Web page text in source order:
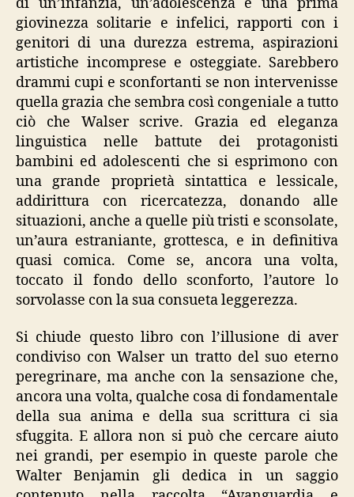
giovinezza solitarie e infelici, rapporti con i
genitori di una durezza estrema, aspirazioni
artistiche incomprese e osteggiate. Sarebbero
drammi cupi e sconfortanti se non intervenisse
quella grazia che sembra così congeniale a tutto
ciò che Walser scrive. Grazia ed eleganza
linguistica nelle battute dei protagonisti
bambini ed adolescenti che si esprimono con
una grande proprietà sintattica e lessicale,
addirittura con ricercatezza, donando alle
situazioni, anche a quelle più tristi e sconsolate,
un’aura estraniante, grottesca, e in definitiva
quasi comica. Come se, ancora una volta,
toccato il fondo dello sconforto, l’autore lo
sorvolasse con la sua consueta leggerezza.
Si chiude questo libro con l’illusione di aver
condiviso con Walser un tratto del suo eterno
peregrinare, ma anche con la sensazione che,
ancora una volta, qualche cosa di fondamentale
della sua anima e della sua scrittura ci sia
sfuggita. E allora non si può che cercare aiuto
nei grandi, per esempio in queste parole che
Walter Benjamin gli dedica in un saggio